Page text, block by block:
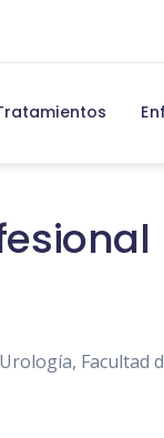
Facultad